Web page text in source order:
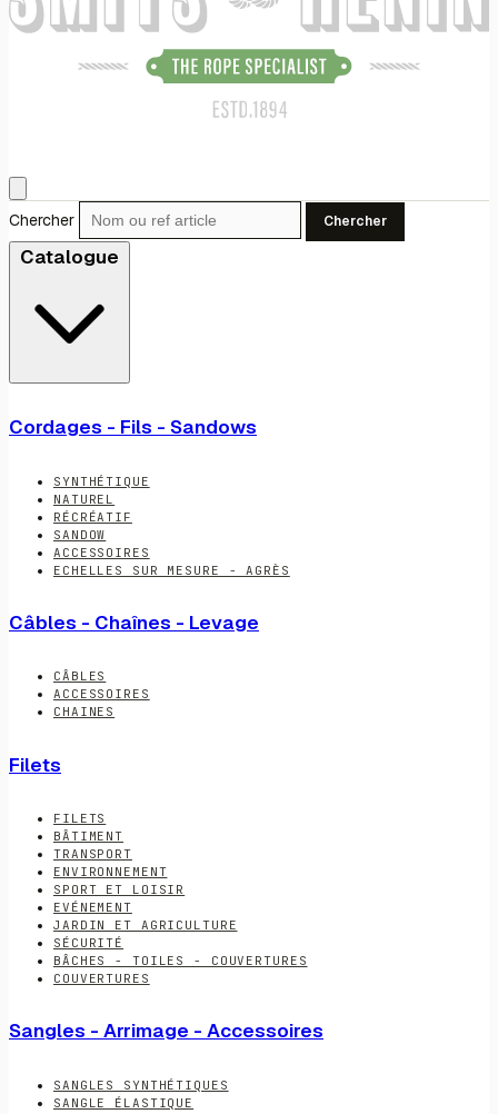
Chercher Chercher
Catalogue
Cordages - Fils - Sandows
SYNTHÉTIQUE
NATUREL
RÉCRÉATIF
SANDOW
ACCESSOIRES
ECHELLES SUR MESURE - AGRÈS
Câbles - Chaînes - Levage
CÂBLES
ACCESSOIRES
CHAINES
Filets
FILETS
BÂTIMENT
TRANSPORT
ENVIRONNEMENT
SPORT ET LOISIR
EVÉNEMENT
JARDIN ET AGRICULTURE
SÉCURITÉ
BÂCHES - TOILES - COUVERTURES
COUVERTURES
Sangles - Arrimage - Accessoires
SANGLES SYNTHÉTIQUES
SANGLE ÉLASTIQUE